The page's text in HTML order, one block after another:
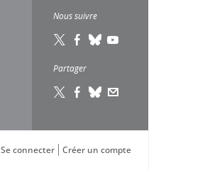
Nous suivre
Partager
Créer un compte
Se connecter